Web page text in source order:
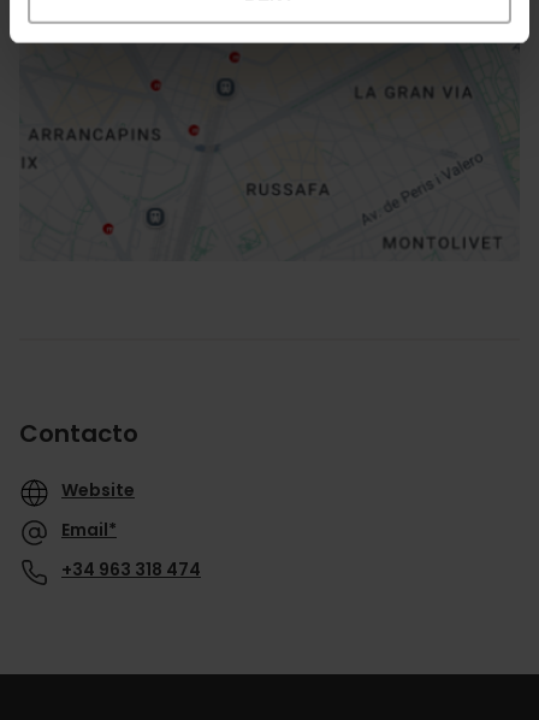
Cómo llegar
Contacto
Website
Email*
+34 963 318 474